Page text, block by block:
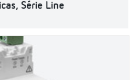
Série Line